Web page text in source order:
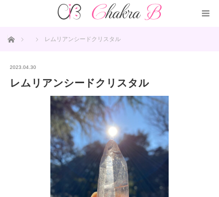
ホーム レムリアンシードクリスタル
2023.04.30
レムリアンシードクリスタル